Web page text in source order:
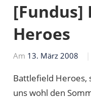
Heroes
Am 13. März 2008
Battlefield Heroes,
uns wohl den